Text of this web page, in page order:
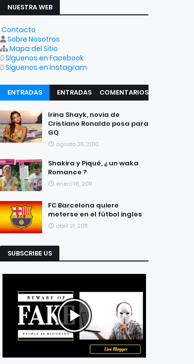
NUESTRA WEB
Contacto
Sobre Nosotros
Mapa del Sitio
Síguenos en Facebook
Síguenos en Instagram
ENTRADAS
RECIENTES
ENTRADAS
COMENTARIOS
Irina Shayk, novia de
Cristiano Ronaldo posa para
GQ
agosto 25, 2010
Shakira y Piqué, ¿ un waka
Romance ?
enero 16, 2011
FC Barcelona quiere
meterse en el fútbol ingles
abril 21, 2011
SUBSCRIBE US